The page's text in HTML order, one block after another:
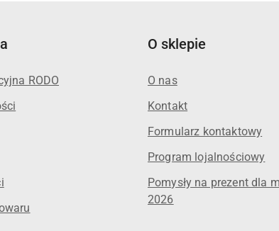
RODO
O sklepie
O nas
Kontakt
Formularz kontaktowy
Program lojalnościowy
Pomysły na prezent dla
2026